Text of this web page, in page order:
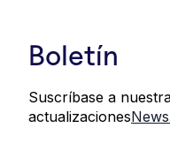
Boletín
Suscríbase a
actualizaciones